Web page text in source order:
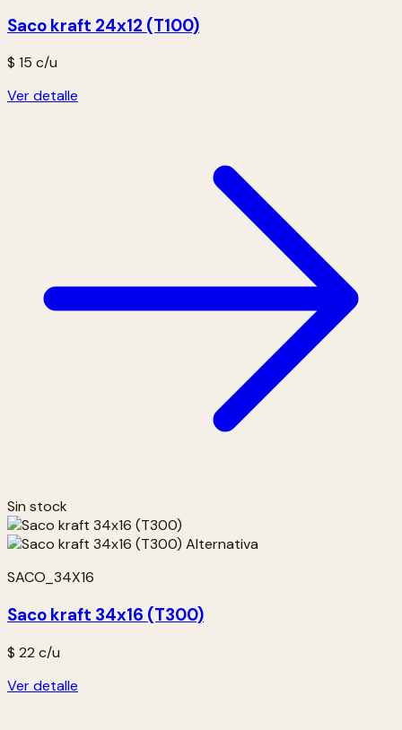
Saco kraft 24x12 (T100)
$ 15 c/u
Ver detalle
Sin stock
SACO_34X16
Saco kraft 34x16 (T300)
$ 22 c/u
Ver detalle